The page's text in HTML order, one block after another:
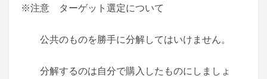
※注意 ターゲット選定について
公共のものを勝手に分解してはいけません。
分解するのは自分で購入したものにしましょ